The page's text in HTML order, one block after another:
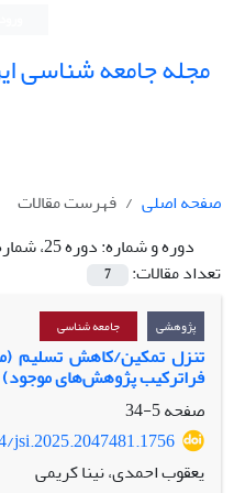
مجله جامعه شناسی
صفحه اصلی
فهرست مقالات
دوره و شماره:دوره 25، شماره 2، تابستان 1403
تعداد مقالات:
7
پژوهشی جامعه شناسی
تنزل تمکین/کاهش تسلیم
فراترکیب پژوهش‌های موجود)
صفحه5-34
یعقوب احمدی، نینا کریمی